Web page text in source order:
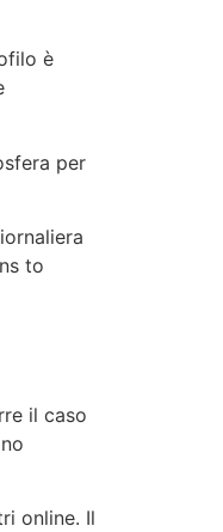
è
per
to
il caso
online. Il